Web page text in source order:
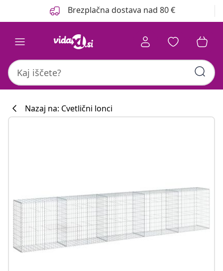
Brezplačna dostava nad 80 €
Nazaj na: Cvetlični lonci